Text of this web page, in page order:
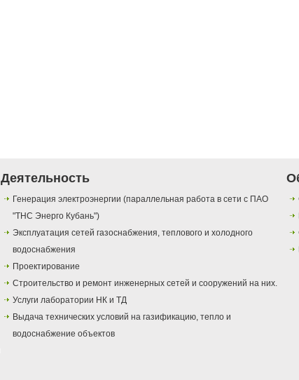
Деятельность
Генерация электроэнергии (параллельная работа в сети с ПАО
"ТНС Энерго Кубань")
Эксплуатация сетей газоснабжения, теплового и холодного
водоснабжения
Проектирование
Строительство и ремонт инженерных сетей и сооружений на них.
Услуги лаборатории НК и ТД
Выдача технических условий на газификацию, тепло и
водоснабжение объектов